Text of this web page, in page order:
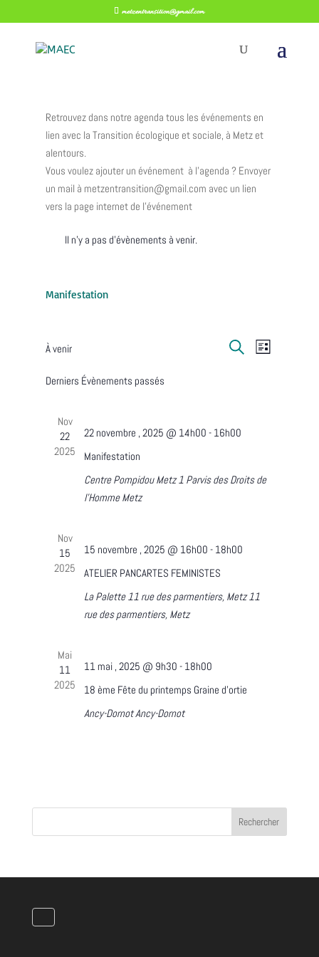
metzentransition@gmail.com
Retrouvez dans notre agenda tous les événements en
lien avec la Transition écologique et sociale, à Metz et
alentours.
Vous voulez ajouter un événement à l’agenda ? Envoyer
un mail à metzentransition@gmail.com avec un lien
vers la page internet de l’événement
Il n’y a pas d’évènements à venir.
Manifestation
Recherche
vues
Liste
À venir
une
Derniers Évènements passés
Nov
22
2025
22 novembre , 2025 @ 14h00 - 16h00
Manifestation
Centre Pompidou Metz1 Parvis des Droits de
l'Homme Metz
Nov
15
2025
15 novembre , 2025 @ 16h00 - 18h00
ATELIER PANCARTES FEMINISTES
La Palette 11 rue des parmentiers, Metz11
rue des parmentiers, Metz
Mai
11
2025
11 mai , 2025 @ 9h30 - 18h00
18 ème Fête du printemps Graine d’ortie
Ancy-DornotAncy-Dornot